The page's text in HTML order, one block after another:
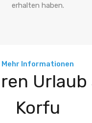
erhalten haben.
Mehr Informationen
Urlaub
Korfu